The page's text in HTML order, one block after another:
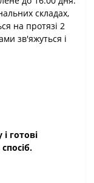
складах,
на протязі 2
зв'яжуться і
готові